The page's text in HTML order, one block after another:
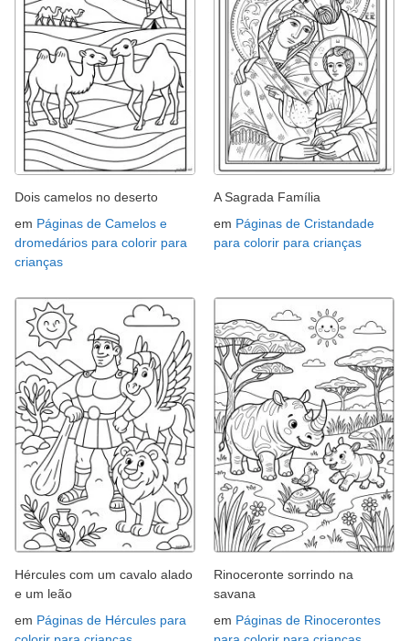
Dois camelos no deserto
em Páginas de Camelos e
dromedários para colorir para
crianças
A Sagrada Família
em Páginas de Cristandade
para colorir para crianças
Hércules com um cavalo alado
e um leão
em Páginas de Hércules para
Rinoceronte sorrindo na
savana
em Páginas de Rinocerontes